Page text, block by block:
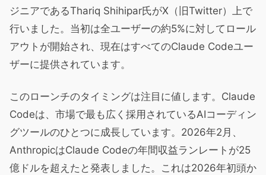
ジニアであるThariq Shihipar氏がX（旧Twitter）上で
行いました。当初は全ユーザーの約5%に対してロール
アウトが開始され、現在はすべてのClaude Codeユー
ザーに提供されています。
このローンチのタイミングは注目に値します。Claude
Codeは、市場で最も広く採用されているAIコーディン
グツールのひとつに成長しています。2026年2月、
AnthropicはClaude Codeの年間収益ランレートが25
億ドルを超えたと発表しました。これは2026年初頭か